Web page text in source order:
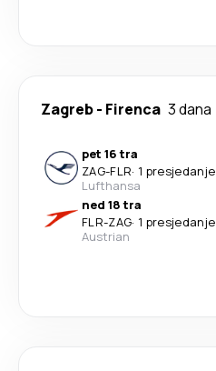
Zagreb- Firenca 3 dana
pet 16 tra
ZAG-FLR· 1 presjedanje
Lufthansa
ned 18 tra
FLR-ZAG· 1 presjedanje
Austrian